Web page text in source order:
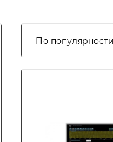
По